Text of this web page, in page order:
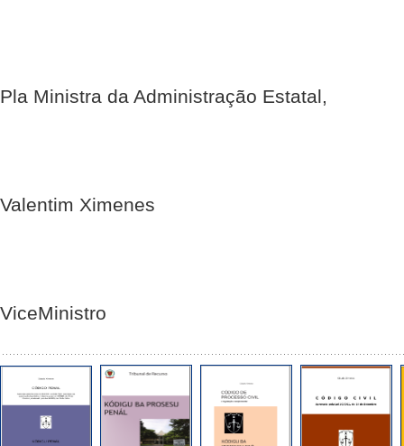
Pla Ministra da Administração Estatal,
Valentim Ximenes
Vice­Ministro